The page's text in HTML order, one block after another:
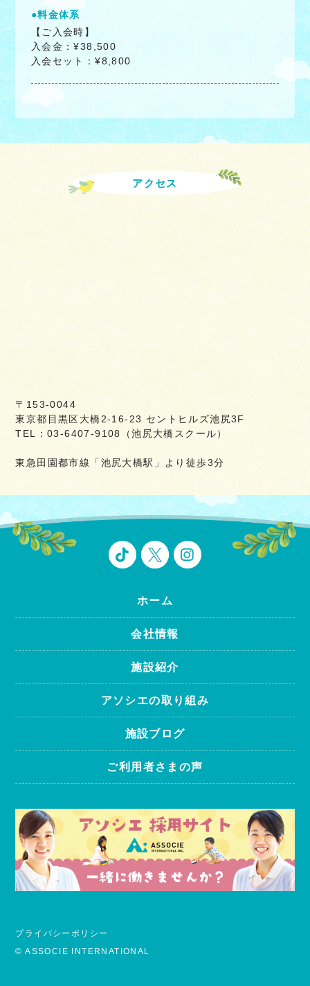
●料金体系
【ご入会時】
入会金：¥38,500
入会セット：¥8,800
アクセス
〒153-0044
東京都目黒区大橋2-16-23 セントヒルズ池尻3F
TEL：03-6407-9108（池尻大橋スクール）
東急田園都市線「池尻大橋駅」より徒歩3分
ホーム
会社情報
施設紹介
アソシエの取り組み
施設ブログ
ご利用者さまの声
プライバシーポリシー
© ASSOCIE INTERNATIONAL